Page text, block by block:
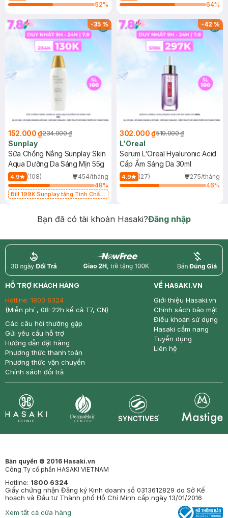
52%
64%
-35%
152.000 ₫234.000 ₫
Sunplay
Sữa Chống Nắng Sunplay Skin
Aqua Dưỡng Da Sáng Mịn 55g
4.9 (108)
454/tháng
48%
Bill 199K Sunplay tặng Tinh Chất
-42%
302.000 ₫519.000 ₫
L'Oreal
Serum L'Oreal Hyaluronic Acid
Cấp Ẩm Sáng Da 30ml
4.9 (27)
275/tháng
46%
Bạn đã có tài khoản Hasaki?Đăng nhập
return nowfree price
HỖ TRỢ KHÁCH HÀNG
Hotline: 1800 6324
(Miễn phí , 08-22h kể cả T7, CN)
Các câu hỏi thường gặp
Gửi yêu cầu hỗ trợ
Hướng dẫn đặt hàng
Phương thức thanh toán
Phương thức vận chuyển
Chính sách đổi trả
VỀ HASAKI.VN
Giới thiệu Hasaki.vn
Chính sách bảo mật
Điều khoản sử dụng
Hasaki cẩm nang
Tuyển dụng
Liên hệ
Bản quyền © 2016 Hasaki.vn
Công Ty cổ phần HASAKI VIETNAM
Hotline: 1800 6324
Giấy chứng nhận Đăng ký Kinh doanh số 0313612829 do Sở Kế
hoạch và Đầu tư Thành phố Hồ Chí Minh cấp ngày 13/01/2016
Xem tất cả cửa hàng